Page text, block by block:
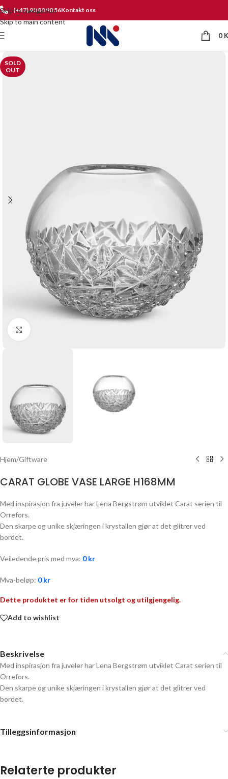
Skip to navigation
Skip to main content
(+47) 90 80 90 56Kontakt oss
0
SOLD
OUT
Hjem/Giftware
CARAT GLOBE VASE LARGE H168MM
Med inspirasjon fra juveler har Lena Bergstrøm utviklet Carat serien til
Orrefors.
Den skarpe og unike skjæringen i krystallen gjør at det glitrer ved
bordet.
Veiledende pris med mva: 0kr
Mva-beløp: 0kr
Dette produktet er for tiden utsolgt og utilgjengelig.
Add to wishlist
Beskrivelse
Med inspirasjon fra juveler har Lena Bergstrøm utviklet Carat serien til
Orrefors.
Den skarpe og unike skjæringen i krystallen gjør at det glitrer ved
bordet.
Tilleggsinformasjon
Relaterte produkter